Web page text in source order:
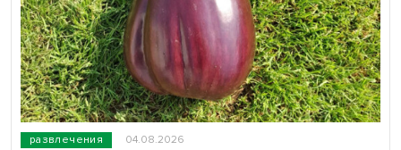
развлечения 04.08.2026